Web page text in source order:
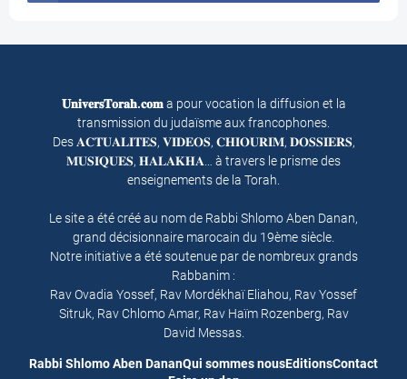
𝐔𝐧𝐢𝐯𝐞𝐫𝐬𝐓𝐨𝐫𝐚𝐡.𝐜𝐨𝐦a pour vocation la diffusion et la
transmission du judaïsme aux francophones.
Des 𝐀𝐂𝐓𝐔𝐀𝐋𝐈𝐓𝐄𝐒, 𝐕𝐈𝐃𝐄𝐎𝐒, 𝐂𝐇𝐈𝐎𝐔𝐑𝐈𝐌, 𝐃𝐎𝐒𝐒𝐈𝐄𝐑𝐒,
𝐌𝐔𝐒𝐈𝐐𝐔𝐄𝐒, 𝐇𝐀𝐋𝐀𝐊𝐇𝐀… à travers le prisme des
enseignements de la Torah.
Le site a été créé au nom de Rabbi Shlomo Aben Danan,
grand décisionnaire marocain du 19ème siècle.
Notre initiative a été soutenue par de nombreux grands
Rabbanim :
Rav Ovadia Yossef, Rav Mordékhaï Eliahou, Rav Yossef
Sitruk, Rav Chlomo Amar, Rav Haïm Rozenberg, Rav
David Messas.
Rabbi Shlomo Aben DananQui sommes nousEditionsContact